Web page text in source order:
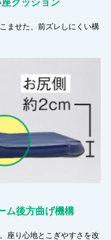
座クッション
ませた、前ズレしにくい構
ム後方曲げ機構
座り心地とこぎやすさを改